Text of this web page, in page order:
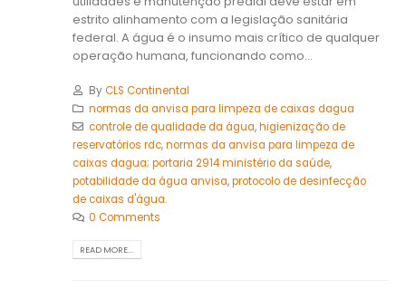
estrito alinhamento com a legislação sanitária
federal. A água é o insumo mais crítico de qualquer
operação humana, funcionando como...
ByCLS Continental
normas da anvisa para limpeza de caixas dagua
controle de qualidade da água,higienização de
reservatórios rdc,normas da anvisa para limpeza de
caixas dagua; portaria 2914 ministério da saúde,
potabilidade da água anvisa,protocolo de desinfecção
de caixas d'água.
0 Comments
READ MORE...